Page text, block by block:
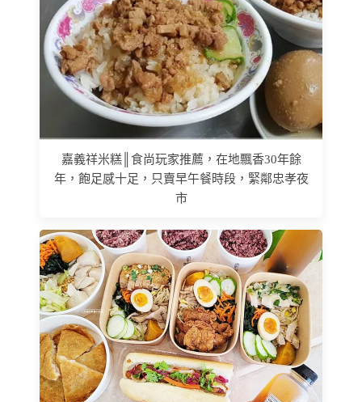
嘉義祥米糕║食尚玩家推薦，在地飄香30年餘
年，飽足感十足，只賣早午餐時段，緊鄰忠孝夜
市